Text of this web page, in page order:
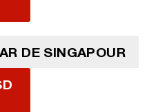
DE SINGAPOUR